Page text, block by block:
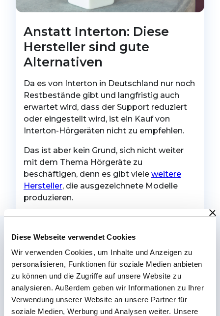
Diese Webseite verwendet Cookies
Wir verwenden Cookies, um Inhalte und Anzeigen zu
personalisieren, Funktionen für soziale Medien anbieten
zu können und die Zugriffe auf unsere Website zu
analysieren. Außerdem geben wir Informationen zu Ihrer
Verwendung unserer Website an unsere Partner für
soziale Medien, Werbung und Analysen weiter. Unsere
Anstatt Interton: Diese
Hersteller sind gute
Alternativen
Da es von Interton in Deutschland nur noch
Restbestände gibt und langfristig auch
erwartet wird, dass der Support reduziert
oder eingestellt wird, ist ein Kauf von
Interton-Hörgeräten nicht zu empfehlen.
Das ist aber kein Grund, sich nicht weiter
mit dem Thema Hörgeräte zu
beschäftigen, denn es gibt viele weitere
Hersteller, die ausgezeichnete Modelle
produzieren.
Im-Ohr-Hörgeräte